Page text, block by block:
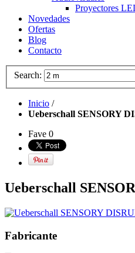
Proyectores
Novedades
Ofertas
Blog
Contacto
Search:
Inicio /
Ueberschall SENSORY
Fave 0
Ueberschall
Fabricante